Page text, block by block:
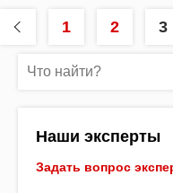
1 2 3
Наши эксперты
Задать вопрос